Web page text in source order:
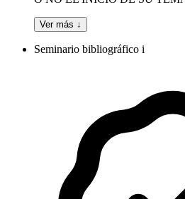
Ver más ↓
Seminario bibliográfico i